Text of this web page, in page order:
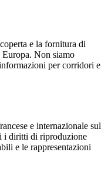
e la fornitura di
Non siamo
per corridori e
e internazionale sul
i diritti di riproduzione
e le rappresentazioni